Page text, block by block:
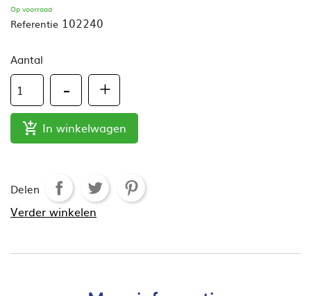
Op voorraad
Referentie 102240
Aantal
 In winkelwagen
Delen
Verder winkelen